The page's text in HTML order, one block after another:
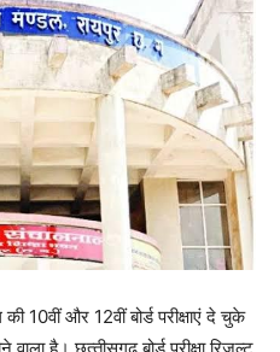
10वीं और 12वीं बोर्ड परीक्षाएं दे चुके